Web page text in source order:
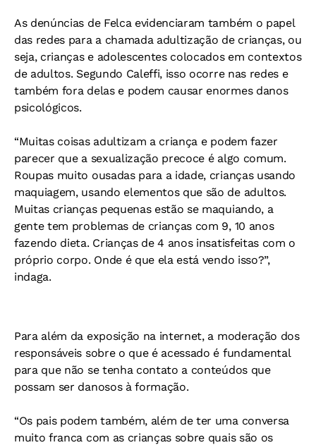
As denúncias de Felca evidenciaram também o papel
das redes para a chamada adultização de crianças, ou
seja, crianças e adolescentes colocados em contextos
de adultos. Segundo Caleffi, isso ocorre nas redes e
também fora delas e podem causar enormes danos
psicológicos.
“Muitas coisas adultizam a criança e podem fazer
parecer que a sexualização precoce é algo comum.
Roupas muito ousadas para a idade, crianças usando
maquiagem, usando elementos que são de adultos.
Muitas crianças pequenas estão se maquiando, a
gente tem problemas de crianças com 9, 10 anos
fazendo dieta. Crianças de 4 anos insatisfeitas com o
próprio corpo. Onde é que ela está vendo isso?”,
indaga.
Para além da exposição na internet, a moderação dos
responsáveis sobre o que é acessado é fundamental
para que não se tenha contato a conteúdos que
possam ser danosos à formação.
“Os pais podem também, além de ter uma conversa
muito franca com as crianças sobre quais são os